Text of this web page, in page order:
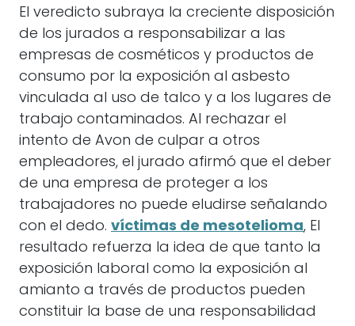
El veredicto subraya la creciente disposición
de los jurados a responsabilizar a las
empresas de cosméticos y productos de
consumo por la exposición al asbesto
vinculada al uso de talco y a los lugares de
trabajo contaminados. Al rechazar el
intento de Avon de culpar a otros
empleadores, el jurado afirmó que el deber
de una empresa de proteger a los
trabajadores no puede eludirse señalando
con el dedo. víctimas de mesotelioma, El
resultado refuerza la idea de que tanto la
exposición laboral como la exposición al
amianto a través de productos pueden
constituir la base de una responsabilidad